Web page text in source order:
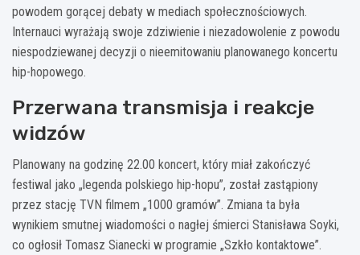
powodem gorącej debaty w mediach społecznościowych.
Internauci wyrażają swoje zdziwienie i niezadowolenie z powodu
niespodziewanej decyzji o nieemitowaniu planowanego koncertu
hip-hopowego.
Przerwana transmisja i reakcje
widzów
Planowany na godzinę 22.00 koncert, który miał zakończyć
festiwal jako „legenda polskiego hip-hopu”, został zastąpiony
przez stację TVN filmem „1000 gramów”. Zmiana ta była
wynikiem smutnej wiadomości o nagłej śmierci Stanisława Soyki,
co ogłosił Tomasz Sianecki w programie „Szkło kontaktowe”.